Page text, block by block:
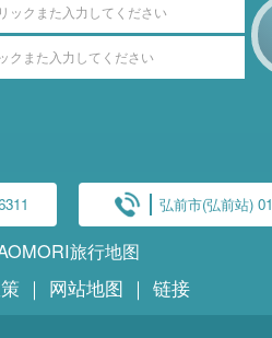
ックまた入力してください
クまた入力してください
弘前市(弘前站)
旅行地图
｜ 网站地图 ｜ 链接